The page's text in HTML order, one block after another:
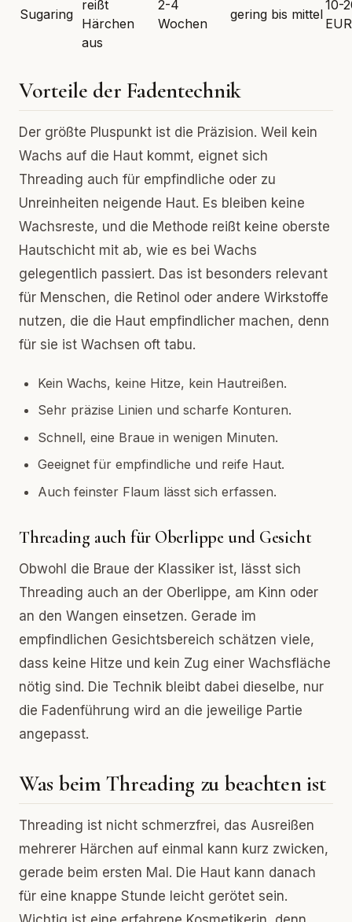
Sugaring
reißt
Härchen
aus
2-4
Wochen
gering bis mittel
10-
EUR
Vorteile der Fadentechnik
Der größte Pluspunkt ist die Präzision. Weil kein
Wachs auf die Haut kommt, eignet sich
Threading auch für empfindliche oder zu
Unreinheiten neigende Haut. Es bleiben keine
Wachsreste, und die Methode reißt keine oberste
Hautschicht mit ab, wie es bei Wachs
gelegentlich passiert. Das ist besonders relevant
für Menschen, die Retinol oder andere Wirkstoffe
nutzen, die die Haut empfindlicher machen, denn
für sie ist Wachsen oft tabu.
Kein Wachs, keine Hitze, kein Hautreißen.
Sehr präzise Linien und scharfe Konturen.
Schnell, eine Braue in wenigen Minuten.
Geeignet für empfindliche und reife Haut.
Auch feinster Flaum lässt sich erfassen.
Threading auch für Oberlippe und Gesicht
Obwohl die Braue der Klassiker ist, lässt sich
Threading auch an der Oberlippe, am Kinn oder
an den Wangen einsetzen. Gerade im
empfindlichen Gesichtsbereich schätzen viele,
dass keine Hitze und kein Zug einer Wachsfläche
nötig sind. Die Technik bleibt dabei dieselbe, nur
die Fadenführung wird an die jeweilige Partie
angepasst.
Was beim Threading zu beachten ist
Threading ist nicht schmerzfrei, das Ausreißen
mehrerer Härchen auf einmal kann kurz zwicken,
gerade beim ersten Mal. Die Haut kann danach
für eine knappe Stunde leicht gerötet sein.